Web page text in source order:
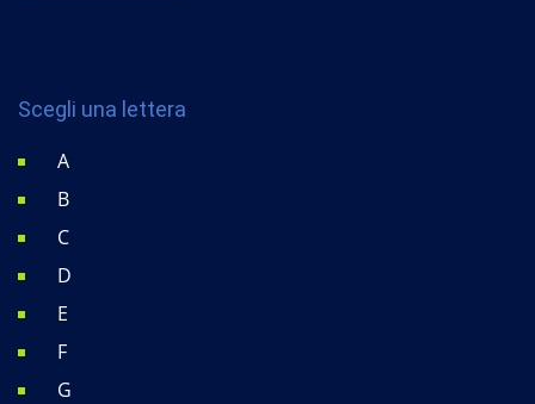
Scegli una lettera
A
B
C
D
E
F
G